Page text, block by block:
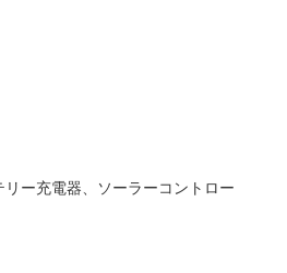
ー充電器、ソーラーコントロー